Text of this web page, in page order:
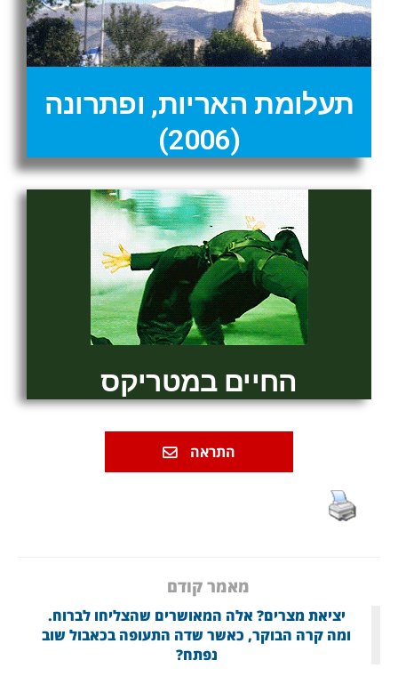
תעלומת האריות, ופתרונה
(2006)
החיים במטריקס
התראה
מאמר קודם
יציאת מצרים? אלה המאושרים שהצליחו לברוח.
ומה קרה הבוקר, כאשר שדה התעופה בכאבול שוב
נפתח?